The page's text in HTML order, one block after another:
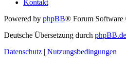
Kontakt
Powered by phpBB® Forum
Deutsche Übersetzung durch phpBB.de
Datenschutz | Nutzungsbedingungen